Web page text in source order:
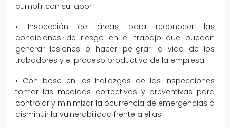
cumplir con su labor
• Inspección de áreas para reconocer las
condiciones de riesgo en el trabajo que puedan
generar lesiones o hacer peligrar la vida de los
trabadores y el proceso productivo de la empresa
• Con base en los hallazgos de las inspecciones
tomar las medidas correctivas y preventivas para
controlar y minimizar la ocurrencia de emergencias o
disminuir la vulnerabilidad frente a ellas.